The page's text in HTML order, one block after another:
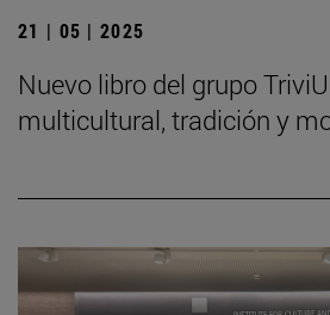
21 | 05 | 2025
Nuevo libro del grupo
multicultural, tradición y